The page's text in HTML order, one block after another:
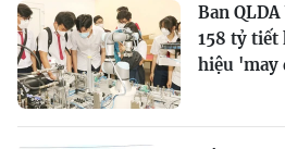
Ban
158 tỷ tiết
hiệu 'may